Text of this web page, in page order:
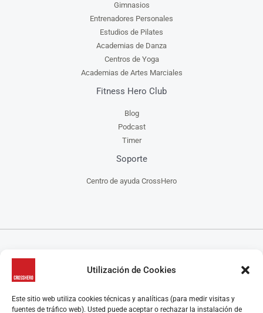
Utilización de Cookies
Este sitio web utiliza cookies técnicas y analíticas (para medir visitas y
fuentes de tráfico web). Usted puede aceptar o rechazar la instalación de
Gimnasios
Entrenadores Personales
Estudios de Pilates
Academias de Danza
Centros de Yoga
Academias de Artes Marciales
Fitness Hero Club
Blog
Podcast
Timer
Soporte
Centro de ayuda CrossHero
CrossHero es un software y app todo en uno, para la gestión de gimnasios, centros de
CrossFit, escuelas de artes marciales, estudios de yoga y/o pilates y centros de danza, que
Algunas características destacadas son el control de acceso, la gestión de reservas de clases y
control de aforo, programación de rutinas y seguimiento de marcas, el control de membresías